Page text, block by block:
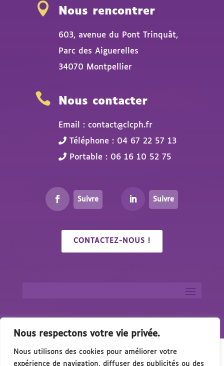
Nous respectons votre vie privée.
Nous utilisons des cookies pour améliorer votre
expérience de navigation, diffuser des publicités ou des
 Nous rencontrer
603, avenue du Pont Trinquât,
Parc des Aiguerelles
34070 Montpellier
 Nous contacter
Email : contact@clcph.fr
Téléphone : 04 67 22 57 13
Portable : 06 16 10 52 75
Suivre Suivre
CONTACTEZ-NOUS !